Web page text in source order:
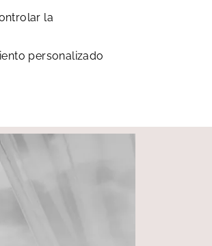
la
personalizado